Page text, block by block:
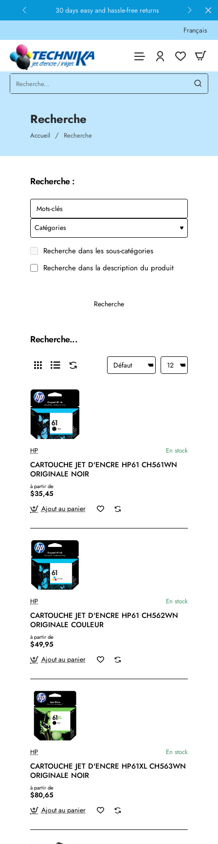
30 days easy and hassle-free returns
Français
Recherche
Accueil homeRecherche
Recherche :
Recherche dans les sous-catégories
Recherche dans la description du produit
Recherche
Recherche...
HP En stock
CARTOUCHE JET D'ENCRE HP61 CH561WN
ORIGINALE NOIR
à partir de
$35,45
Ajout au panier
HP En stock
CARTOUCHE JET D'ENCRE HP61 CH562WN
ORIGINALE COULEUR
à partir de
$49,95
Ajout au panier
HP En stock
CARTOUCHE JET D'ENCRE HP61XL CH563WN
ORIGINALE NOIR
à partir de
$80,65
Ajout au panier